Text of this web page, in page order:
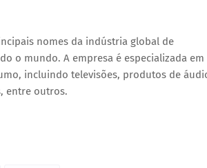
nomes da indústria global de
o mundo. A empresa é especializada em
incluindo televisões, produtos de
entre outros.